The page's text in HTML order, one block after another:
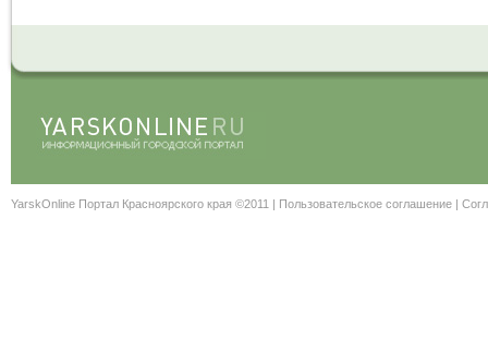
YarskOnline Портал Красноярского края ©2011 | Пользовательское соглашение |